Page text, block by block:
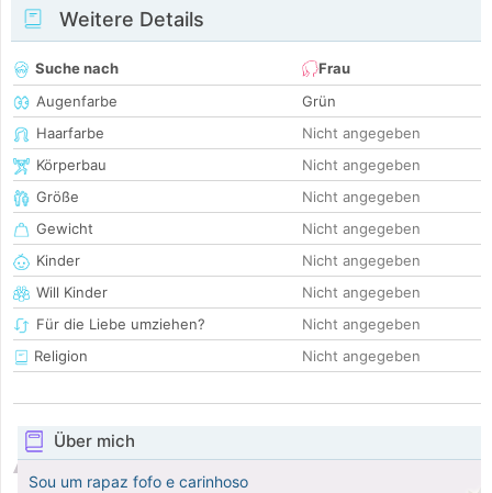
Weitere Details
Suche nach
Frau
Augenfarbe
Grün
Haarfarbe
Nicht angegeben
Körperbau
Nicht angegeben
Größe
Nicht angegeben
Gewicht
Nicht angegeben
Kinder
Nicht angegeben
Will Kinder
Nicht angegeben
Für die Liebe umziehen?
Nicht angegeben
Religion
Nicht angegeben
Über mich
Sou um rapaz fofo e carinhoso